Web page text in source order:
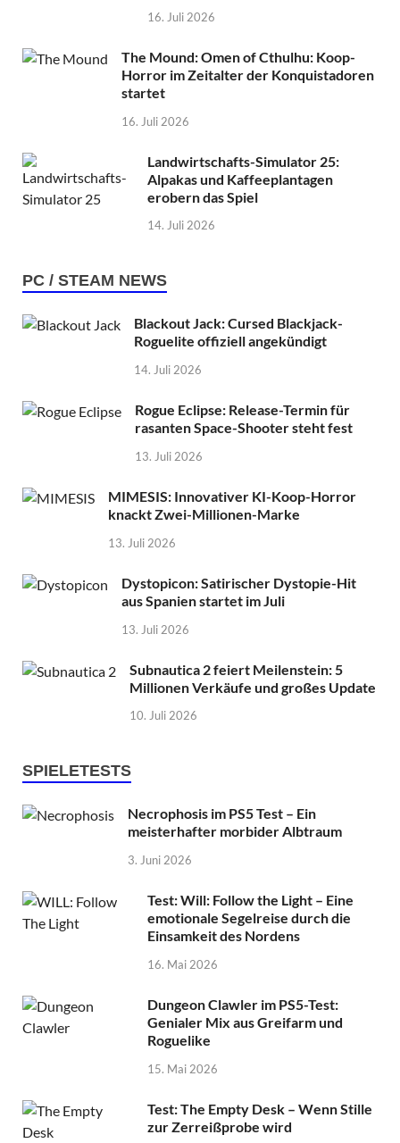
16. Juli 2026
The Mound: Omen of Cthulhu: Koop-
Horror im Zeitalter der Konquistadoren
startet
16. Juli 2026
Landwirtschafts-Simulator 25:
Alpakas und Kaffeeplantagen
erobern das Spiel
14. Juli 2026
PC / STEAM NEWS
Blackout Jack: Cursed Blackjack-
Roguelite offiziell angekündigt
14. Juli 2026
Rogue Eclipse: Release-Termin für
rasanten Space-Shooter steht fest
13. Juli 2026
MIMESIS: Innovativer KI-Koop-Horror
knackt Zwei-Millionen-Marke
13. Juli 2026
Dystopicon: Satirischer Dystopie-Hit
aus Spanien startet im Juli
13. Juli 2026
Subnautica 2 feiert Meilenstein: 5
Millionen Verkäufe und großes Update
10. Juli 2026
SPIELETESTS
Necrophosis im PS5 Test – Ein
meisterhafter morbider Albtraum
3. Juni 2026
Test: Will: Follow the Light – Eine
emotionale Segelreise durch die
Einsamkeit des Nordens
16. Mai 2026
Dungeon Clawler im PS5-Test:
Genialer Mix aus Greifarm und
Roguelike
15. Mai 2026
Test: The Empty Desk – Wenn Stille
zur Zerreißprobe wird